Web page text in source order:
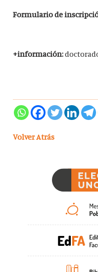
Formulario de
+información:
Volver Atrás